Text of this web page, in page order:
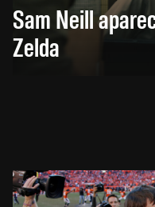
Sam Neill
Zelda